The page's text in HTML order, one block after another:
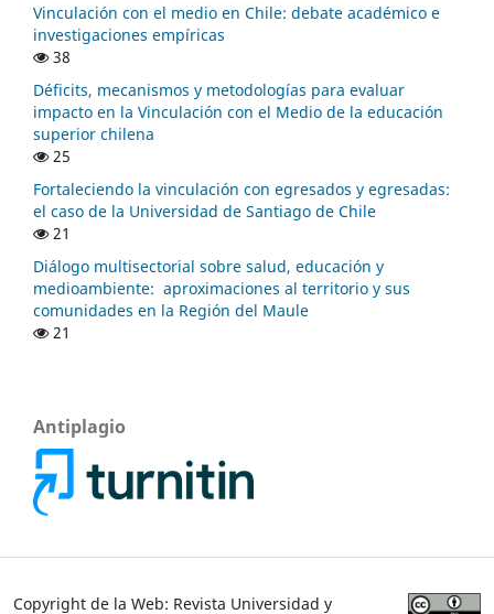
Vinculación con el medio en Chile: debate académico e
investigaciones empíricas
38
Déficits, mecanismos y metodologías para evaluar
impacto en la Vinculación con el Medio de la educación
superior chilena
25
Fortaleciendo la vinculación con egresados y egresadas:
el caso de la Universidad de Santiago de Chile
21
Diálogo multisectorial sobre salud, educación y
medioambiente: aproximaciones al territorio y sus
comunidades en la Región del Maule
21
Antiplagio
Copyright de la Web: Revista Universidad y